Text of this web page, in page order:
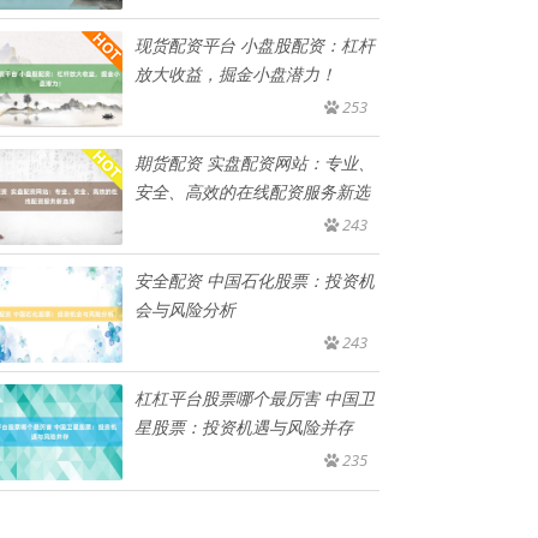
现货配资平台 小盘股配资：杠杆
放大收益，掘金小盘潜力！
253
期货配资 实盘配资网站：专业、
安全、高效的在线配资服务新选
243
安全配资 中国石化股票：投资机
会与风险分析
243
杠杠平台股票哪个最厉害 中国卫
星股票：投资机遇与风险并存
235